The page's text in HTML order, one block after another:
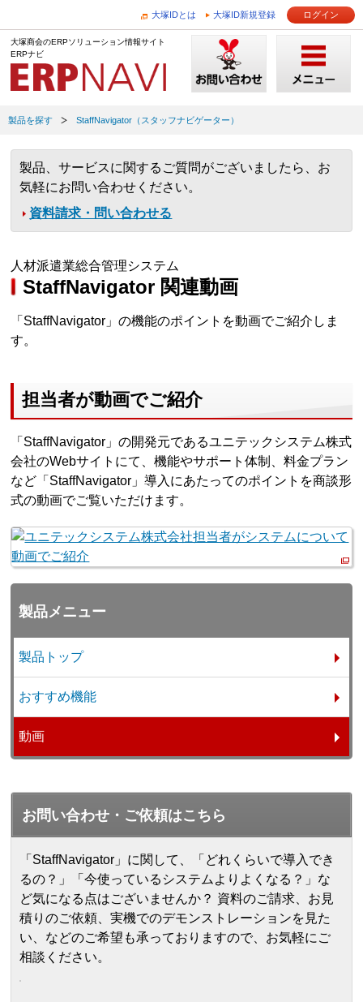
大塚IDとは 大塚ID新規登録 ログイン
大塚商会のERPソリューション情報サイト
ERPナビ
製品を探す StaffNavigator（スタッフナビゲーター）
製品、サービスに関するご質問がございましたら、お
気軽にお問い合わせください。
資料請求・問い合わせる
人材派遣業総合管理システム
StaffNavigator 関連動画
「StaffNavigator」の機能のポイントを動画でご紹介しま
す。
担当者が動画でご紹介
「StaffNavigator」の開発元であるユニテックシステム株式
会社のWebサイトにて、機能やサポート体制、料金プラン
など「StaffNavigator」導入にあたってのポイントを商談形
式の動画でご覧いただけます。
製品メニュー
製品トップ
おすすめ機能
動画
お問い合わせ・ご依頼はこちら
「StaffNavigator」に関して、「どれくらいで導入でき
るの？」「今使っているシステムよりよくなる？」な
ど気になる点はございませんか？ 資料のご請求、お見
積りのご依頼、実機でのデモンストレーションを見た
い、などのご希望も承っておりますので、お気軽にご
相談ください。